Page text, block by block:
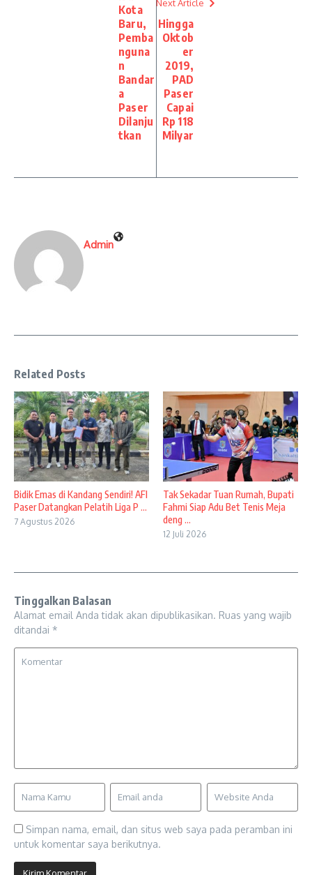
Kota
Baru,
Pemba
nguna
n
Bandar
a
Paser
Dilanju
tkan
Next Article
Hingga
Oktob
er
2019,
PAD
Paser
Capai
Rp 118
Milyar
Admin
Related Posts
Bidik Emas di Kandang Sendiri! AFI
Paser Datangkan Pelatih Liga P ...
7 Agustus 2026
Tak Sekadar Tuan Rumah, Bupati
Fahmi Siap Adu Bet Tenis Meja
deng ...
12 Juli 2026
Tinggalkan Balasan
Alamat email Anda tidak akan dipublikasikan. Ruas yang wajib
ditandai *
Simpan nama, email, dan situs web saya pada peramban ini
untuk komentar saya berikutnya.